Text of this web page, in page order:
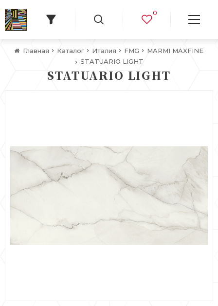
0
Главная Каталог Италия FMG
MARMI MAXFINE
STATUARIO LIGHT
STATUARIO LIGHT